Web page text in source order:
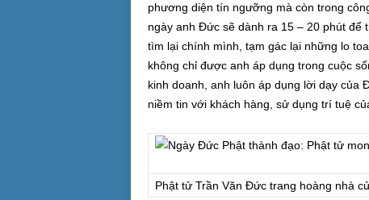
phương diện tín ngưỡng mà còn trong
ngày anh Đức sẽ dành ra 15 – 20 phút để
tìm lại chính mình, tạm gác lại những lo
không chỉ được anh áp dụng trong cuộc
kinh doanh, anh luôn áp dụng lời dạy của
niềm tin với khách hàng, sử dụng trí tuệ
Phật tử Trần Văn Đức trang hoàng nhà